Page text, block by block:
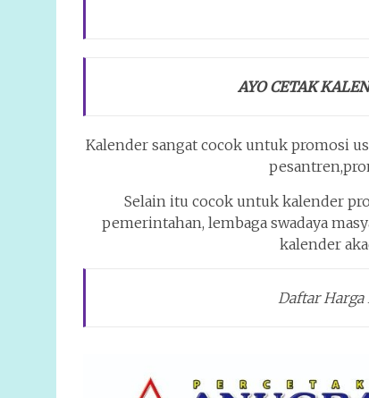
AYO CETAK
Kalender sangat cocok untuk promosi
Selain itu cocok untuk kalender
pemerintahan, lembaga swadaya
kalender
Daftar Harga